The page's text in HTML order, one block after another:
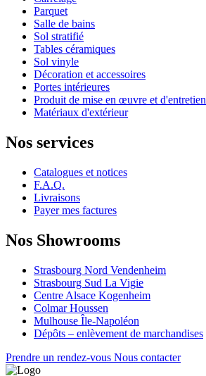
Parquet
Salle de bains
Sol stratifié
Tables céramiques
Sol vinyle
Décoration et accessoires
Portes intérieures
Produit de mise en œuvre et d'entretien
Matériaux d'extérieur
Nos services
Catalogues et notices
F.A.Q.
Livraisons
Payer mes factures
Nos Showrooms
Strasbourg Nord Vendenheim
Strasbourg Sud La Vigie
Centre Alsace Kogenheim
Colmar Houssen
Mulhouse Île-Napoléon
Dépôts – enlèvement de marchandises
Prendre un rendez-vous Nous contacter